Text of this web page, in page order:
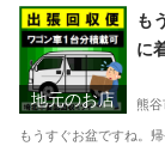
埼玉 熊谷市
地元のお店
も
に
た
せ
熊谷
もうすぐお盆ですね。